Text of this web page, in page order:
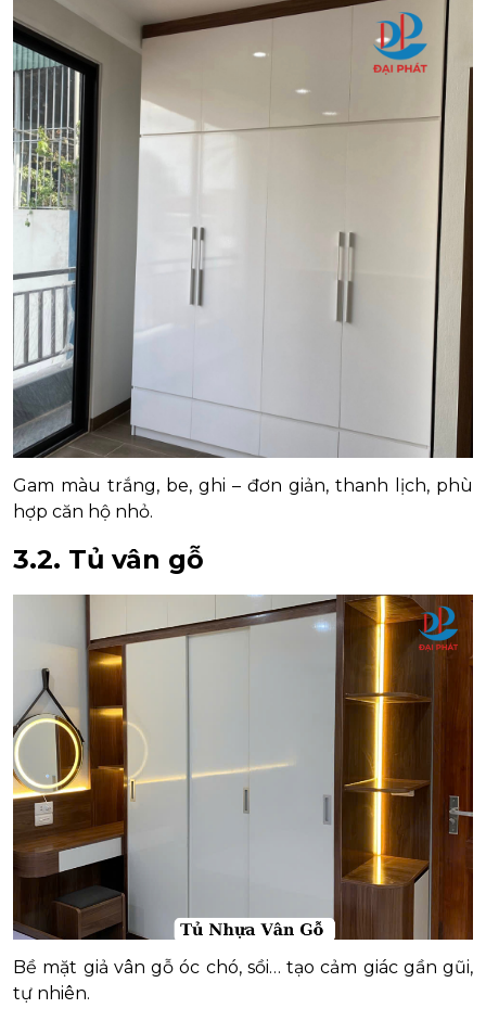
Gam màu trắng, be, ghi – đơn giản, thanh lịch, phù
hợp căn hộ nhỏ.
3.2. Tủ vân gỗ
Bề mặt giả vân gỗ óc chó, sồi… tạo cảm giác gần gũi,
tự nhiên.